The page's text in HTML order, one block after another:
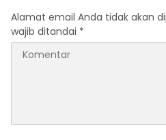
Alamat email Anda tidak akan
wajib ditandai *